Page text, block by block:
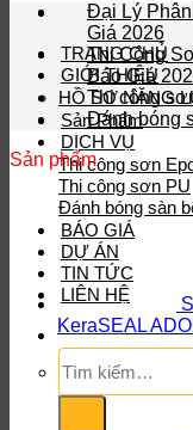
TRANG CHỦ
GIỚI THIỆU
HỒ SƠ NĂNG
Sản Phẩm
DỊCH VỤ
Thi công sơn
Thi công sơn PU
Đánh bóng sàn
BÁO GIÁ
DỰ ÁN
TIN TỨC
LIÊN HỆ
Tìm
kiếm:
Đại Lý
Giá 2026
Thi Công
Báo Giá
Thi công
Đánh bóng
Sản phẩm
KeraSEAL